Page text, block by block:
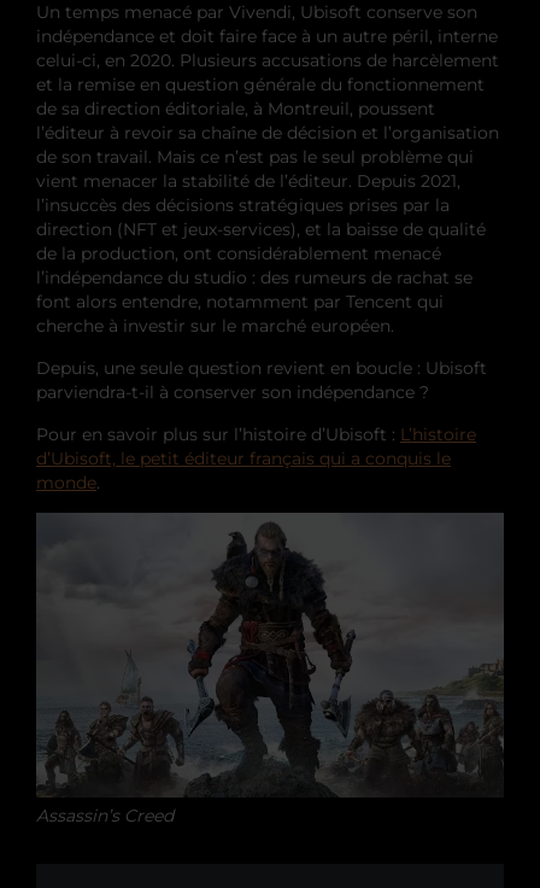
Un temps menacé par Vivendi, Ubisoft conserve son
indépendance et doit faire face à un autre péril, interne
celui-ci, en 2020. Plusieurs accusations de harcèlement
et la remise en question générale du fonctionnement
de sa direction éditoriale, à Montreuil, poussent
l’éditeur à revoir sa chaîne de décision et l’organisation
de son travail. Mais ce n’est pas le seul problème qui
vient menacer la stabilité de l’éditeur. Depuis 2021,
l’insuccès des décisions stratégiques prises par la
direction (NFT et jeux-services), et la baisse de qualité
de la production, ont considérablement menacé
l’indépendance du studio : des rumeurs de rachat se
font alors entendre, notamment par Tencent qui
cherche à investir sur le marché européen.
Depuis, une seule question revient en boucle : Ubisoft
parviendra-t-il à conserver son indépendance ?
Pour en savoir plus sur l’histoire d’Ubisoft : L’histoire
d’Ubisoft, le petit éditeur français qui a conquis le
monde.
Assassin’s Creed